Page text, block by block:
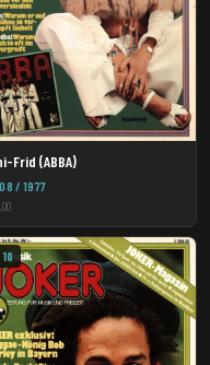
Frid (ABBA)
/ 1977